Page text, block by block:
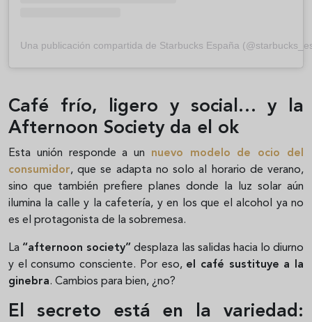
Una publicación compartida de Starbucks España
Café frío, ligero y social… y la
Afternoon Society da el ok
Esta unión responde a un nuevo modelo de ocio del
consumidor, que se adapta no solo al horario de verano,
sino que también prefiere planes donde la luz solar aún
ilumina la calle y la cafetería, y en los que el alcohol ya no
es el protagonista de la sobremesa.
La “afternoon society” desplaza las salidas hacia lo diurno
y el consumo consciente. Por eso, el café sustituye a la
ginebra. Cambios para bien, ¿no?
El secreto está en la variedad: